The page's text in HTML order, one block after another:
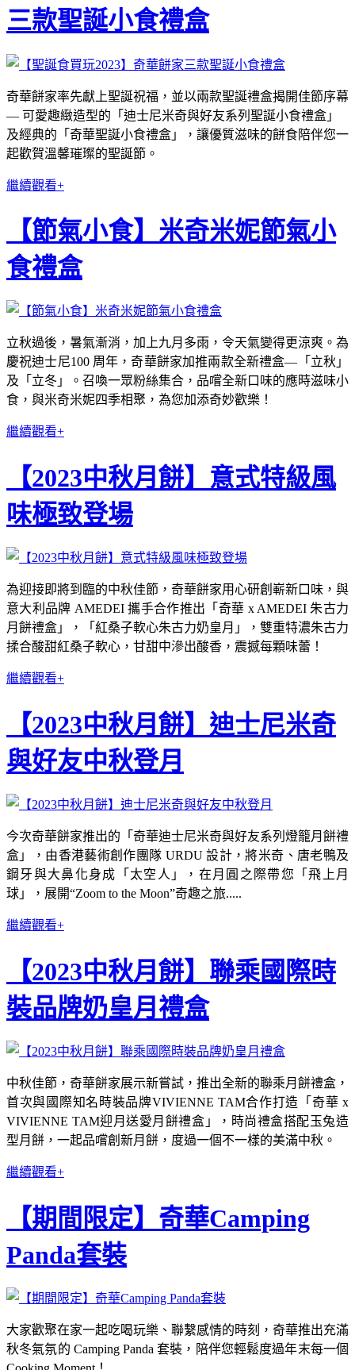
三款聖誕小食禮盒
奇華餅家率先獻上聖誕祝福，並以兩款聖誕禮盒揭開佳節序幕
— 可愛趣緻造型的「迪士尼米奇與好友系列聖誕小食禮盒」
及經典的「奇華聖誕小食禮盒」，讓優質滋味的餅食陪伴您一
起歡賀溫馨璀璨的聖誕節。
繼續觀看+
【節氣小食】米奇米妮節氣小
食禮盒
立秋過後，暑氣漸消，加上九月多雨，令天氣變得更涼爽。為
慶祝迪士尼100 周年，奇華餅家加推兩款全新禮盒—「立秋」
及「立冬」。召喚一眾粉絲集合，品嚐全新口味的應時滋味小
食，與米奇米妮四季相聚，為您加添奇妙歡樂！
繼續觀看+
【2023中秋月餅】意式特級風
味極致登場
為迎接即將到臨的中秋佳節，奇華餅家用心研創嶄新口味，與
意大利品牌 AMEDEI 攜手合作推出「奇華 x AMEDEI 朱古力
月餅禮盒」，「紅桑子軟心朱古力奶皇月」，雙重特濃朱古力
揉合酸甜紅桑子軟心，甘甜中滲出酸香，震撼每顆味蕾！
繼續觀看+
【2023中秋月餅】迪士尼米奇
與好友中秋登月
今次奇華餅家推出的「奇華迪士尼米奇與好友系列燈籠月餅禮
盒」，由香港藝術創作團隊 URDU 設計，將米奇、唐老鴨及
鋼牙與大鼻化身成「太空人」，在月圓之際帶您「飛上月
球」，展開“Zoom to the Moon”奇趣之旅.....
繼續觀看+
【2023中秋月餅】聯乘國際時
裝品牌奶皇月禮盒
中秋佳節，奇華餅家展示新嘗試，推出全新的聯乘月餅禮盒，
首次與國際知名時裝品牌VIVIENNE TAM合作打造「奇華 x
VIVIENNE TAM迎月送愛月餅禮盒」，時尚禮盒搭配玉兔造
型月餅，一起品嚐創新月餅，度過一個不一樣的美滿中秋。
繼續觀看+
【期間限定】奇華Camping
Panda套裝
大家歡聚在家一起吃喝玩樂、聯繫感情的時刻，奇華推出充滿
秋冬氣氛的 Camping Panda 套裝，陪伴您輕鬆度過年末每一個